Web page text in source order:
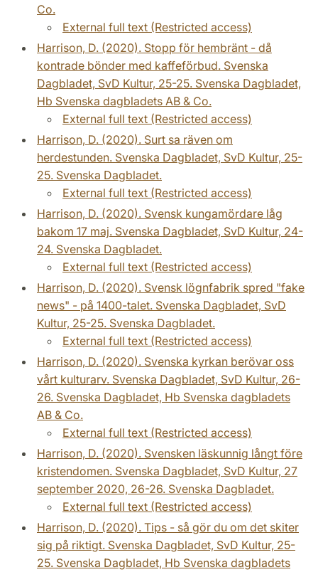
Co.
External full text (Restricted access)
Harrison, D. (2020). Stopp för hembränt - då
kontrade bönder med kaffeförbud. Svenska
Dagbladet, SvD Kultur, 25-25. Svenska Dagbladet,
Hb Svenska dagbladets AB & Co.
External full text (Restricted access)
Harrison, D. (2020). Surt sa räven om
herdestunden. Svenska Dagbladet, SvD Kultur, 25-
25. Svenska Dagbladet.
External full text (Restricted access)
Harrison, D. (2020). Svensk kungamördare låg
bakom 17 maj. Svenska Dagbladet, SvD Kultur, 24-
24. Svenska Dagbladet.
External full text (Restricted access)
Harrison, D. (2020). Svensk lögnfabrik spred "fake
news" - på 1400-talet. Svenska Dagbladet, SvD
Kultur, 25-25. Svenska Dagbladet.
External full text (Restricted access)
Harrison, D. (2020). Svenska kyrkan berövar oss
vårt kulturarv. Svenska Dagbladet, SvD Kultur, 26-
26. Svenska Dagbladet, Hb Svenska dagbladets
AB & Co.
External full text (Restricted access)
Harrison, D. (2020). Svensken läskunnig långt före
kristendomen. Svenska Dagbladet, SvD Kultur, 27
september 2020, 26-26. Svenska Dagbladet.
External full text (Restricted access)
Harrison, D. (2020). Tips - så gör du om det skiter
sig på riktigt. Svenska Dagbladet, SvD Kultur, 25-
25. Svenska Dagbladet, Hb Svenska dagbladets